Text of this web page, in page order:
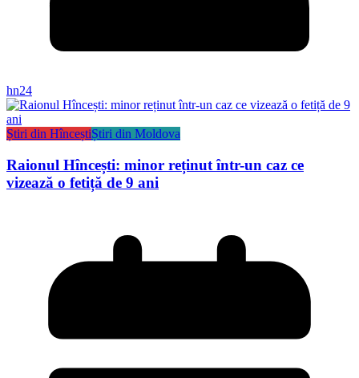
hn24
Știri din HînceștiȘtiri din Moldova
Raionul Hîncești: minor reținut într-un caz ce
vizează o fetiță de 9 ani